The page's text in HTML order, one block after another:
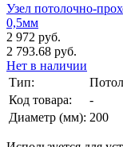
Узел потолочно-
0,5мм
2 972 руб.
2 793.68 руб.
Нет в наличии
Тип:
Код товара:
-
Диаметр (мм): 200